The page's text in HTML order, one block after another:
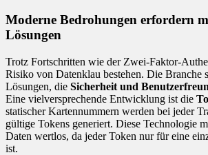
Moderne Bedrohungen erfordern
Lösungen
Trotz Fortschritten wie der Zwei-Faktor-
Risiko von Datenklau bestehen. Die Branche
Lösungen, die Sicherheit und
Eine vielversprechende Entwicklung ist die
statischer Kartennummern werden bei jeder
gültige Tokens generiert. Diese Technologie
Daten wertlos, da jeder Token nur für eine
ist.